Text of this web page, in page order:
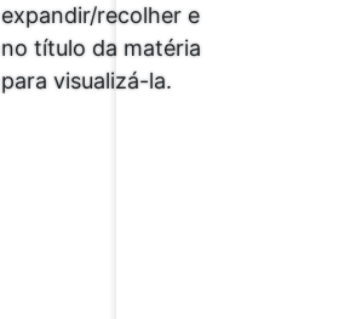
expandir/recolher e
no título da matéria
para visualizá-la.